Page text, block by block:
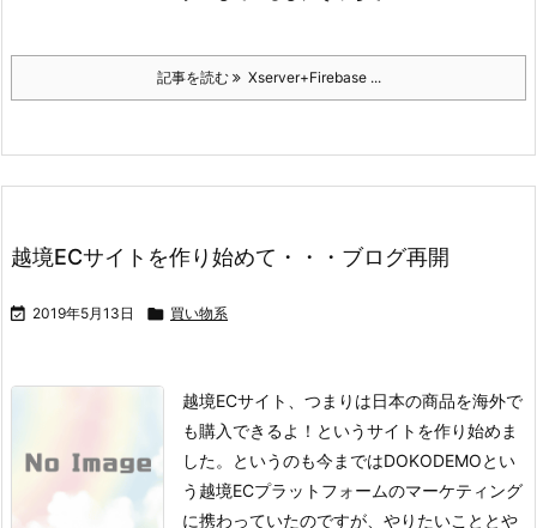
記事を読む Xserver+Firebase ...
越境ECサイトを作り始めて・・・ブログ再開
 2019年5月13日  買い物系
越境ECサイト、つまりは日本の商品を海外で
も購入できるよ！というサイトを作り始めま
した。というのも今まではDOKODEMOとい
う越境ECプラットフォームのマーケティング
に携わっていたのですが、やりたいこととや